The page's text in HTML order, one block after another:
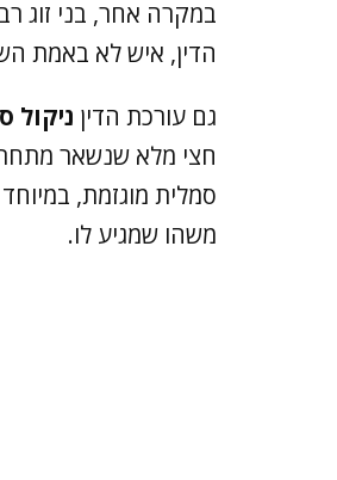
במקרה אחר, בני זוג
הדין, איש לא באמת
גם עורכת הדין ניקול
חצי מלא שנשאר מתחת
סמלית מוגזמת,
משהו שמגיע לו.